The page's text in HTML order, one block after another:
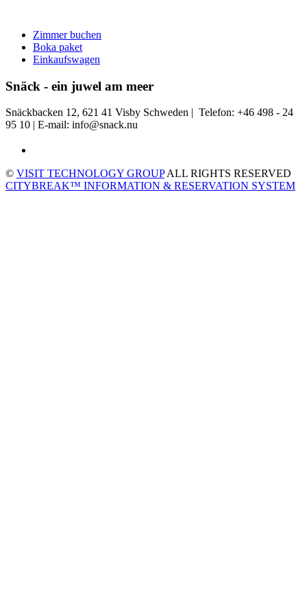
Zimmer buchen
Boka paket
Einkaufswagen
Snäck - ein juwel am meer
Snäckbacken 12, 621 41 Visby Schweden | Telefon: +46 498 - 24
95 10 | E-mail: info@snack.nu
© VISIT TECHNOLOGY GROUPALL RIGHTS RESERVED
CITYBREAK™ INFORMATION & RESERVATION SYSTEM